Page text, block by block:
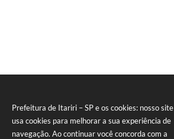
Prefeitura de Itariri – SP e os cookies: nosso site
usa cookies para melhorar a sua experiência de
navegação. Ao continuar você concorda com a